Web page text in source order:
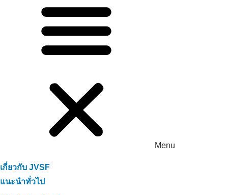
Menu
เกี่ยวกับ JVSF
แนะนำทั่วไป